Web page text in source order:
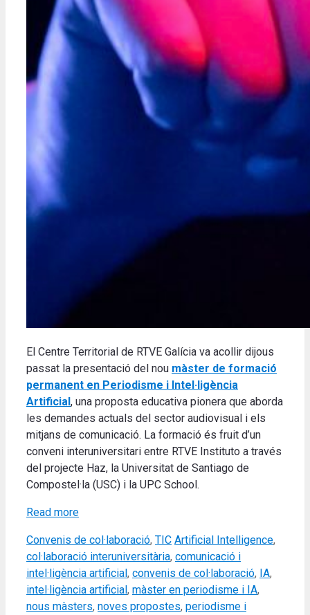
El Centre Territorial de RTVE Galícia va acollir dijous
passat la presentació del nou màster de formació
permanent en Periodisme i Intel·ligència
Artificial, una proposta educativa pionera que aborda
les demandes actuals del sector audiovisual i els
mitjans de comunicació. La formació és fruit d’un
conveni interuniversitari entre RTVE Instituto a través
del projecte Haz, la Universitat de Santiago de
Compostel·la (USC) i la UPC School.
Read more
Categories
Convenis de col·laboració, TIC Tags
Artificial Intelligence,
col·laboració interuniversitària, comunicació i
intel·ligència artificial, convenis de col·laboració, IA,
intel·ligència artificial, màster en periodisme i IA,
nous màsters, noves propostes, periodisme i